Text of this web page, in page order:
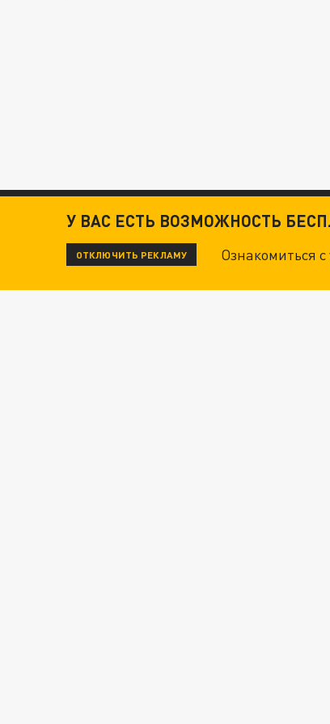
У ВАС ЕСТЬ ВОЗМОЖНОСТЬ
ОТКЛЮЧИТЬ РЕКЛАМУ Ознакомиться